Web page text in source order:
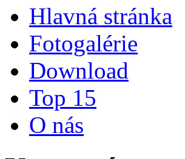
Hlavná stránka
Fotogalérie
Download
Top 15
O nás